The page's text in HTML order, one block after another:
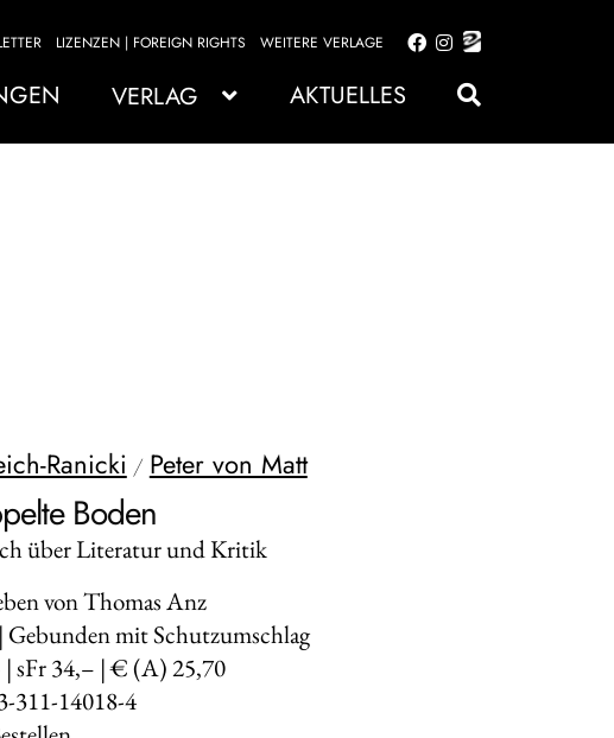
LIZENZEN | FOREIGN RIGHTS WEITERE VERLAGE
Zur
springen
Zum
springen
VERLAG AKTUELLES
Ranicki / Peter von Matt
Boden
über Literatur und Kritik
von Thomas Anz
Gebunden mit Schutzumschlag
sFr 34,– | € (A) 25,70
311-14018-4